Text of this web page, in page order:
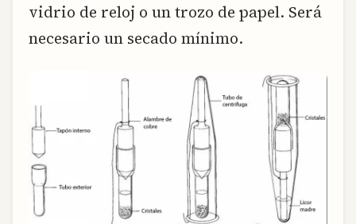
vidrio de reloj o un trozo de papel. Será
necesario un secado mínimo.